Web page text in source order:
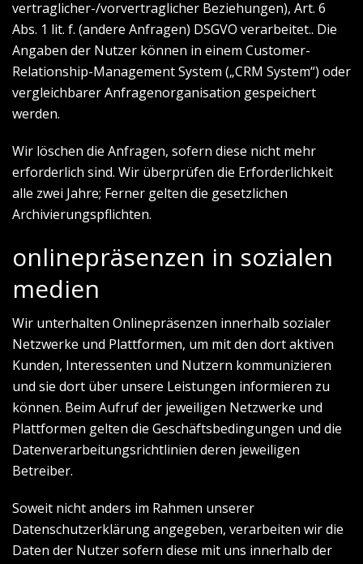
vertraglicher-/vorvertraglicher Beziehungen), Art. 6
Abs. 1 lit. f. (andere Anfragen) DSGVO verarbeitet.. Die
Angaben der Nutzer können in einem Customer-
Relationship-Management System („CRM System“) oder
vergleichbarer Anfragenorganisation gespeichert
werden.
Wir löschen die Anfragen, sofern diese nicht mehr
erforderlich sind. Wir überprüfen die Erforderlichkeit
alle zwei Jahre; Ferner gelten die gesetzlichen
Archivierungspflichten.
onlinepräsenzen in sozialen
medien
Wir unterhalten Onlinepräsenzen innerhalb sozialer
Netzwerke und Plattformen, um mit den dort aktiven
Kunden, Interessenten und Nutzern kommunizieren
und sie dort über unsere Leistungen informieren zu
können. Beim Aufruf der jeweiligen Netzwerke und
Plattformen gelten die Geschäftsbedingungen und die
Datenverarbeitungsrichtlinien deren jeweiligen
Betreiber.
Soweit nicht anders im Rahmen unserer
Datenschutzerklärung angegeben, verarbeiten wir die
Daten der Nutzer sofern diese mit uns innerhalb der